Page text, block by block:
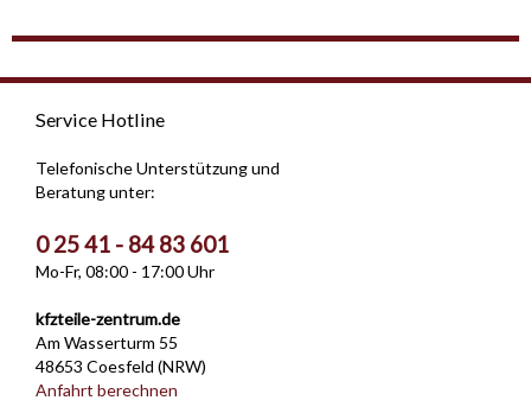
Service Hotline
Telefonische Unterstützung und
Beratung unter:
0 25 41 - 84 83 601
Mo-Fr, 08:00 - 17:00 Uhr
kfzteile-zentrum.de
Am Wasserturm 55
48653 Coesfeld (NRW)
Anfahrt berechnen